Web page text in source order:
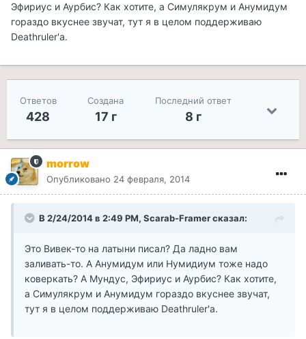
Эфириус и Аурбис? Как хотите, а Симулякрум и Анумидум
гораздо вкуснее звучат, тут я в целом поддерживаю
Deathruler'а.
Ответов
428
Создана
17 г
Последний ответ
8 г
morrow
Опубликовано 24 февраля, 2014
В 2/24/2014 в 2:49 PM, Scarab-Framer сказал:
Это Вивек-то на латыни писал? Да ладно вам
заливать-то. А Анумидум или Нумидиум тоже надо
коверкать? А Мундус, Эфириус и Аурбис? Как хотите,
а Симулякрум и Анумидум гораздо вкуснее звучат,
тут я в целом поддерживаю Deathruler'а.